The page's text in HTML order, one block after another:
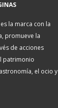
la marca con la
promueve la
de acciones
patrimonio
el ocio y